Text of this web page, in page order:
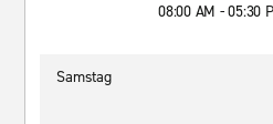
08:00 AM - 05:30
Samstag